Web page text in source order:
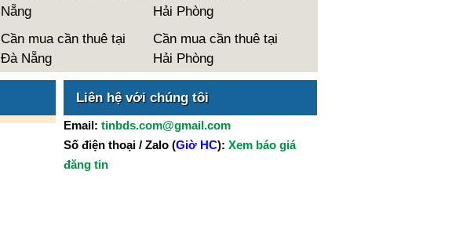
Nẵng
Cần mua cần thuê tại
Đà Nẵng
Hải Phòng
Cần mua cần thuê tại
Hải Phòng
Liên hệ với chúng tôi
Email: tinbds.com@gmail.com
Số điện thoại / Zalo (Giờ HC): Xem báo giá
đăng tin